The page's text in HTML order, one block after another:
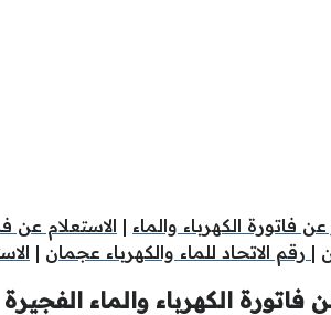
فاتورة الكهرباء والماء | الاستعلام عن
| رقم الاتحاد للماء والكهرباء عجمان |
فاتورة الكهرباء والماء الفجيرة